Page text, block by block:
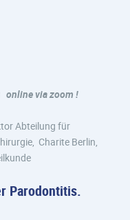
online via zoom !
Abteilung für
Charite Berlin,
Parodontitis.